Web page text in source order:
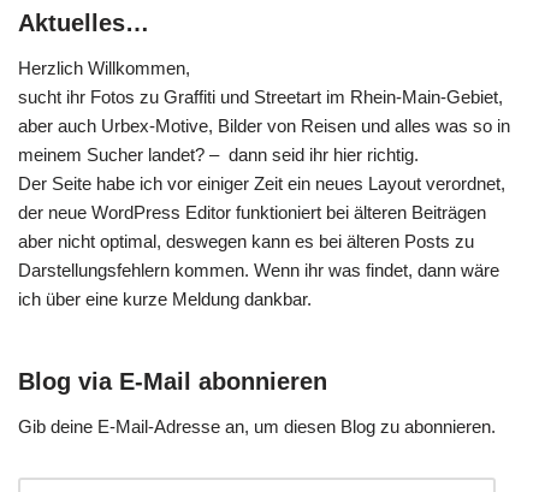
Aktuelles…
Herzlich Willkommen,
sucht ihr Fotos zu Graffiti und Streetart im Rhein-Main-Gebiet,
aber auch Urbex-Motive, Bilder von Reisen und alles was so in
meinem Sucher landet? – dann seid ihr hier richtig.
Der Seite habe ich vor einiger Zeit ein neues Layout verordnet,
der neue WordPress Editor funktioniert bei älteren Beiträgen
aber nicht optimal, deswegen kann es bei älteren Posts zu
Darstellungsfehlern kommen. Wenn ihr was findet, dann wäre
ich über eine kurze Meldung dankbar.
Blog via E-Mail abonnieren
Gib deine E-Mail-Adresse an, um diesen Blog zu abonnieren.